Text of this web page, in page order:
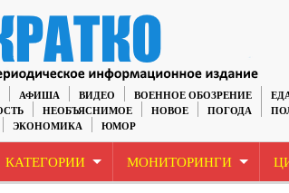
АФИША ВИДЕО ВОЕННОЕ ОБОЗРЕНИЕ
НЕОБЪЯСНИМОЕ НОВОЕ ПОГОДА
ЭКОНОМИКА ЮМОР
КАТЕГОРИИ МОНИТОРИНГИ